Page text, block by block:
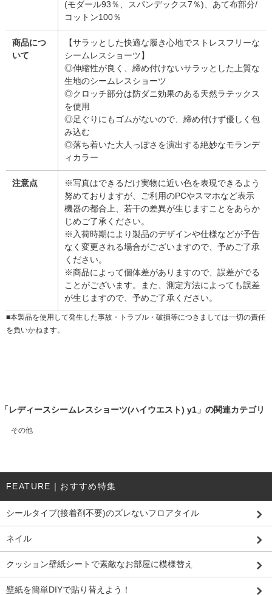
(モダール93％、スパンデックス7％)、あて布部分/
コットン100％
商品につ
いて
【サラッとした快適な履き心地でストレスフリーな
シームレスショーツ】
◎伸縮性が良く、締め付けないサラッとした上質な
生地のシームレスショーツ
◎クロッチ部分は防ダニ効果のある天然ラテックス
を使用
◎足ぐりにもゴムがないので、締め付けず優しく包
み込む
◎落ち着いた大人っぽさを演出する絶妙なモランデ
ィカラー
注意点
※写真はできるだけ実物に近い色を表現できるよう
努めておりますが、ご利用のPCやスマホなど表示
機器の都合上、若干の差異が生じますことをあらか
じめご了承ください。
※入荷時期により製品のデザインや仕様などが予告
なく変更される場合がございますので、予めご了承
ください。
※商品によって個体差がありますので、誤差がでる
ことがございます。また、測定方法によっても誤差
が生じますので、予めご了承ください。
■本製品を使用して発生した事故・トラブル・破損等につきましては一切の責任
を負いかねます。
「レディースシームレスショーツ(ハイウエスト) y1」の関連カテゴリ
その他
FEATURE｜おすすめ特集
シールタイプ(接着剤不要)のズレないフロアタイル
ネイル
クッション壁紙シートで素敵なお部屋に模様替え
壁紙を簡単DIYで貼り替えよう！